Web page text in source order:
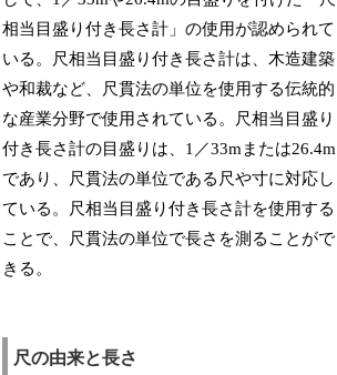
相当目盛り付き長さ計」の使用が認められて
いる。尺相当目盛り付き長さ計は、木造建築
や和裁など、尺貫法の単位を使用する伝統的
な産業分野で使用されている。尺相当目盛り
付き長さ計の目盛りは、1／33mまたは26.4m
であり、尺貫法の単位である尺や寸に対応し
ている。尺相当目盛り付き長さ計を使用する
ことで、尺貫法の単位で長さを測ることがで
きる。
尺の由来と長さ